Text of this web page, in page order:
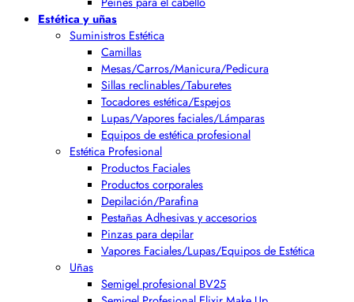
Estética y uñas
Suministros Estética
Camillas
Mesas/Carros/Manicura/Pedicura
Sillas reclinables/Taburetes
Tocadores estética/Espejos
Lupas/Vapores faciales/Lámparas
Equipos de estética profesional
Estética Profesional
Productos Faciales
Productos corporales
Depilación/Parafina
Pestañas Adhesivas y accesorios
Pinzas para depilar
Vapores Faciales/Lupas/Equipos de Estética
Uñas
Semigel profesional BV25